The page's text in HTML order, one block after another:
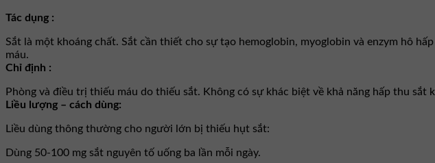
Tác dụng :
Sắt là một khoáng chất. Sắt cần thiết cho sự tạo hemoglobin, myoglobin và enzym hô
máu.
Chỉ định :
Phòng và điều trị thiếu máu do thiếu sắt. Không có sự khác biệt về khả năng hấp thu
Liều lượng – cách dùng:
Liều dùng thông thường cho người lớn bị thiếu hụt sắt:
Dùng 50-100 mg sắt nguyên tố uống ba lần mỗi ngày.